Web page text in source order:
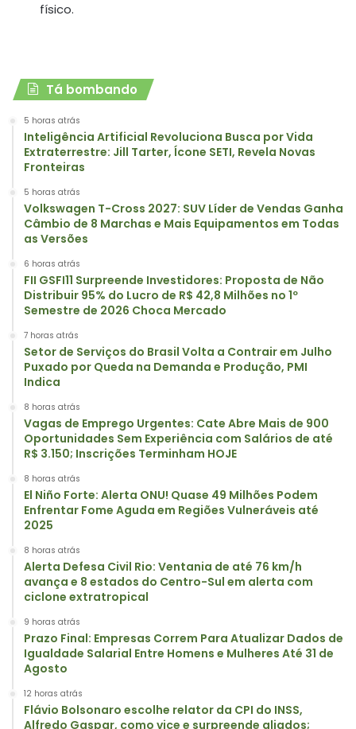
físico.
Tá bombando
5 horas atrás
Inteligência Artificial Revoluciona Busca por Vida
Extraterrestre: Jill Tarter, Ícone SETI, Revela Novas
Fronteiras
5 horas atrás
Volkswagen T-Cross 2027: SUV Líder de Vendas Ganha
Câmbio de 8 Marchas e Mais Equipamentos em Todas
as Versões
6 horas atrás
FII GSFI11 Surpreende Investidores: Proposta de Não
Distribuir 95% do Lucro de R$ 42,8 Milhões no 1º
Semestre de 2026 Choca Mercado
7 horas atrás
Setor de Serviços do Brasil Volta a Contrair em Julho
Puxado por Queda na Demanda e Produção, PMI
Indica
8 horas atrás
Vagas de Emprego Urgentes: Cate Abre Mais de 900
Oportunidades Sem Experiência com Salários de até
R$ 3.150; Inscrições Terminham HOJE
8 horas atrás
El Niño Forte: Alerta ONU! Quase 49 Milhões Podem
Enfrentar Fome Aguda em Regiões Vulneráveis até
2025
8 horas atrás
Alerta Defesa Civil Rio: Ventania de até 76 km/h
avança e 8 estados do Centro-Sul em alerta com
ciclone extratropical
9 horas atrás
Prazo Final: Empresas Correm Para Atualizar Dados de
Igualdade Salarial Entre Homens e Mulheres Até 31 de
Agosto
12 horas atrás
Flávio Bolsonaro escolhe relator da CPI do INSS,
Alfredo Gaspar, como vice e surpreende aliados;